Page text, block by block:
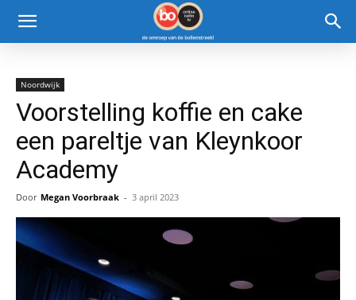
Noordwijk
Voorstelling koffie en cake
een pareltje van Kleynkoor
Academy
Door Megan Voorbraak - 3 april 2023